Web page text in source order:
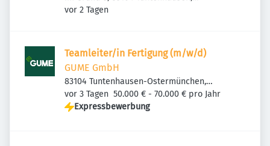
Deutschland
Veröffentlicht
vor 2 Tagen
Teamleiter/in Fertigung (m/w/d)
GUME GmbH
83104 Tuntenhausen-Ostermünchen,
Deutschland
Veröffentlicht:
vor 3 Tagen 50.000 € - 70.000 € pro Jahr
Expressbewerbung